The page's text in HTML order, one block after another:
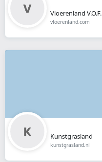
Vloerenland V.O.F.
vloerenland.com
Kunstgrasland
kunstgrasland.nl